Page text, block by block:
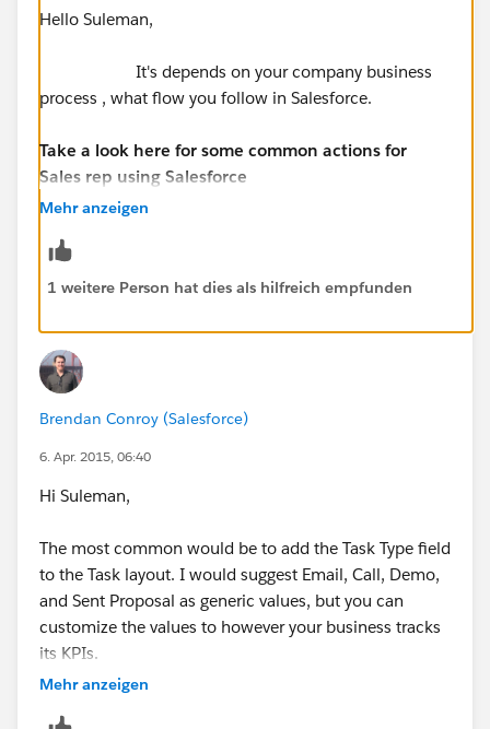
Hello Suleman,
It's depends on your company business
process , what flow you follow in Salesforce.
Take a look here for some common actions for
Sales rep using Salesforce
http://www.quora.com/For-a-sales-rep-using-
Salesforce Consultancy – Sales Teams - Sales
Efficiencyhttp://www.ambood.com/Sales-
Teams/Sales-Management
http://www.salesforce.com/company/news-
Thanks,
Pritam Shekhawat
Mehr anzeigen
1 weitere Person hat dies als hilfreich empfunden
Brendan Conroy (Salesforce)
6. Apr. 2015, 06:40
Hi Suleman,
The most common would be to add the Task Type field
to the Task layout. I would suggest Email, Call, Demo,
and Sent Proposal as generic values, but you can
customize the values to however your business tracks
its KPIs.
Mehr anzeigen